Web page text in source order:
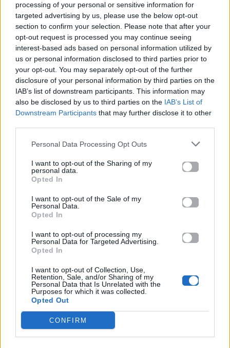
processing of your personal or sensitive information for
targeted advertising by us, please use the below opt-out
section to confirm your selection. Please note that after your
opt-out request is processed you may continue seeing
interest-based ads based on personal information utilized by
us or personal information disclosed to third parties prior to
your opt-out. You may separately opt-out of the further
disclosure of your personal information by third parties on the
IAB’s list of downstream participants. This information may
also be disclosed by us to third parties on the IAB’s List of
Downstream Participants that may further disclose it to other
Personal Data Processing Opt Outs
I want to opt-out of the Sharing of my
personal data.
Opted In
I want to opt-out of the Sale of my
Personal Data.
Opted In
I want to opt-out of processing my
Personal Data for Targeted Advertising.
Opted In
I want to opt-out of Collection, Use,
Retention, Sale, and/or Sharing of my
Personal Data that Is Unrelated with the
Purposes for which it was collected.
Opted Out
CONFIRM
αύξηση
κερδοφορίας στη
φετινή Eurovision
20.05.2026
Grey’s Anatomy: Το
νέο spin off στο
Δυτικό Texas με
την υπογραφή της
Shonda Rhimes
20.05.2026
Ελλήνων
Καλλιτεχνών
και σημαντικές στιγμές
Δες επίσης